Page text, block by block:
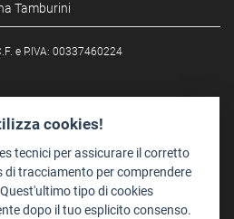
Tamburini
e P.IVA: 00337460224
cookies!
tecnici per assicurare il corretto
di tracciamento per comprendere
tipo di cookies
dopo il tuo esplicito consenso.